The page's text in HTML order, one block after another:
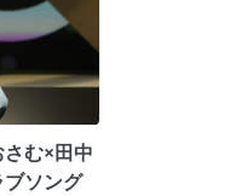
さむ×田中
ソング